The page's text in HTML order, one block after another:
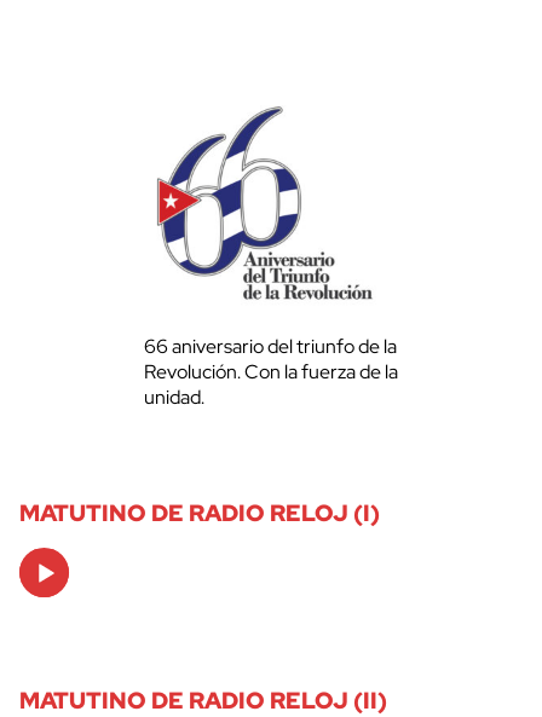
66 aniversario del triunfo de la
Revolución. Con la fuerza de la
unidad.
MATUTINO DE RADIO RELOJ (I)
Audio
Player
MATUTINO DE RADIO RELOJ (II)